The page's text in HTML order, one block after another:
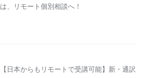
は、リモート個別相談へ！
【日本からもリモートで受講可能】新・通訳